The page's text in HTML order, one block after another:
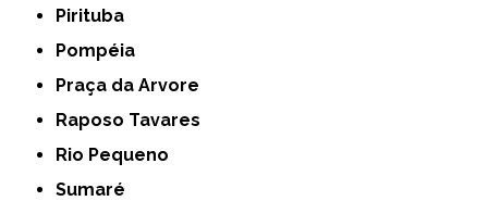
Pirituba
Pompéia
Praça da Arvore
Raposo Tavares
Rio Pequeno
Sumaré